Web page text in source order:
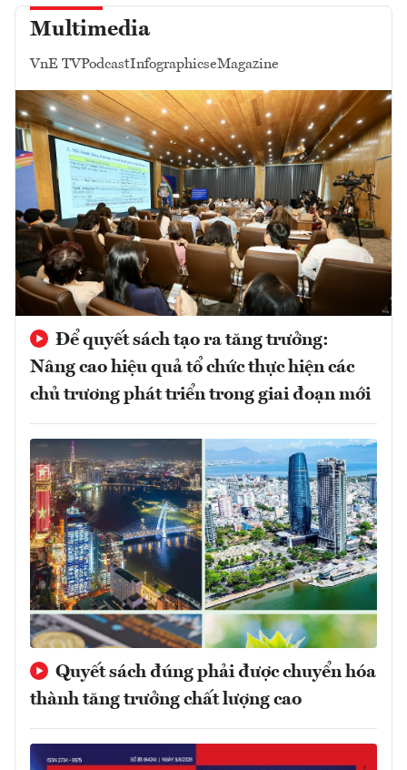
Multimedia
VnE TVPodcastInfographicseMagazine
Để quyết sách tạo ra tăng trưởng:
Nâng cao hiệu quả tổ chức thực hiện các
chủ trương phát triển trong giai đoạn mới
Quyết sách đúng phải được chuyển hóa
thành tăng trưởng chất lượng cao